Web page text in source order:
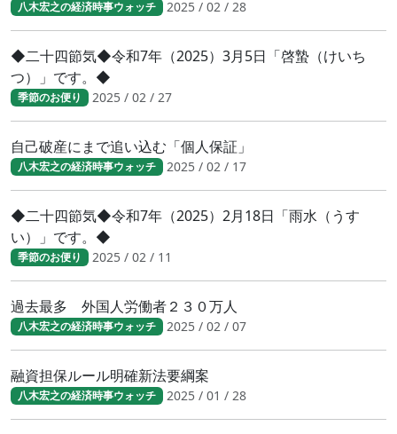
八木宏之の経済時事ウォッチ 2025 / 02 / 28
◆二十四節気◆令和7年（2025）3月5日「啓蟄（けいち
つ）」です。◆
季節のお便り 2025 / 02 / 27
自己破産にまで追い込む「個人保証」
八木宏之の経済時事ウォッチ 2025 / 02 / 17
◆二十四節気◆令和7年（2025）2月18日「雨水（うす
い）」です。◆
季節のお便り 2025 / 02 / 11
過去最多 外国人労働者２３０万人
八木宏之の経済時事ウォッチ 2025 / 02 / 07
融資担保ルール明確新法要綱案
八木宏之の経済時事ウォッチ 2025 / 01 / 28